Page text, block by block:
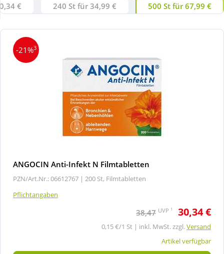
Wellness
€ 240 St für 34,99 € 500 St für 67,99 €
-21%3
ANGOCIN Anti-Infekt N Filmtabletten
PZN/Art.Nr.: 06612767 | 200 St, Filmtabletten
Pflichtangaben
38,47 UVP 1 30,34 €
0,15 €/1 St | inkl. MwSt. zzgl.Versand
Artikel verfügbar